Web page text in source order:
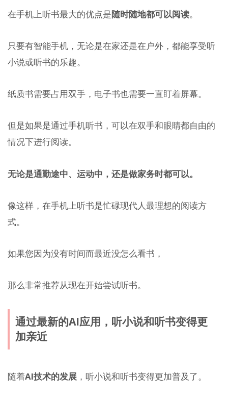
在手机上听书最大的优点是随时随地都可以阅读。
只要有智能手机，无论是在家还是在户外，都能享受听
小说或听书的乐趣。
纸质书需要占用双手，电子书也需要一直盯着屏幕。
但是如果是通过手机听书，可以在双手和眼睛都自由的
情况下进行阅读。
无论是通勤途中、运动中，还是做家务时都可以。
像这样，在手机上听书是忙碌现代人最理想的阅读方
式。
如果您因为没有时间而最近没怎么看书，
那么非常推荐从现在开始尝试听书。
通过最新的AI应用，听小说和听书变得更
加亲近
随着AI技术的发展 ，听小说和听书变得更加普及了。